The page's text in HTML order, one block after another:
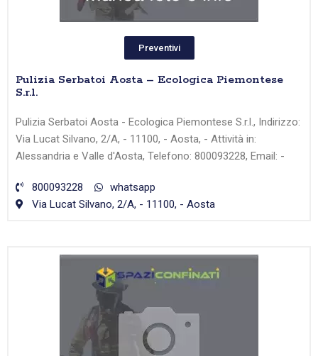
Preventivi
Pulizia Serbatoi Aosta – Ecologica Piemontese
S.r.l.
Pulizia Serbatoi Aosta - Ecologica Piemontese S.r.l., Indirizzo:
Via Lucat Silvano, 2/A, - 11100, - Aosta, - Attività in:
Alessandria e Valle d'Aosta, Telefono: 800093228, Email: -
800093228
whatsapp
Via Lucat Silvano, 2/A, - 11100, - Aosta